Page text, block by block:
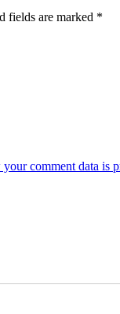
fields are marked *
comment data is